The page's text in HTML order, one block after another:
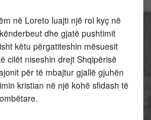
në Loreto luajti një rol kyç në
dhe gjatë pushtimit
këtu përgatiteshin mësuesit
cilët niseshin drejt Shqipërisë
për të mbajtur gjallë gjuhën
kristian në një kohë sfidash të